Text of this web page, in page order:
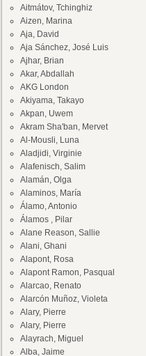
Aitmátov, Tchinghiz
Aizen, Marina
Aja, David
Aja Sánchez, José Luis
Ajhar, Brian
Akar, Abdallah
AKG London
Akiyama, Takayo
Akpan, Uwem
Akram Sha'ban, Mervet
Al-Mousli, Luna
Aladjidi, Virginie
Alafenisch, Salim
Alamán, Olga
Alaminos, María
Álamo, Antonio
Álamos , Pilar
Alane Reason, Sallie
Alani, Ghani
Alapont, Rosa
Alapont Ramon, Pasqual
Alarcao, Renato
Alarcón Muñoz, Violeta
Alary, Pierre
Alary, Pierre
Alayrach, Miguel
Alba, Jaime